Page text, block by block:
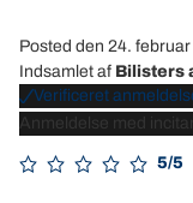
Posted den 24.
Indsamlet af Bilisters
Verificeret
Anmeldelse med
5/5